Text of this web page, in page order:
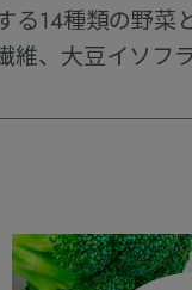
る14種類の野
維、大豆イソフ